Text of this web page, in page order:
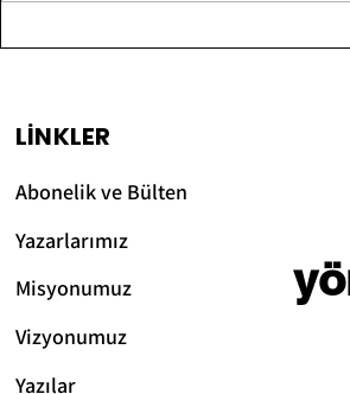
LİNKLER
Abonelik ve Bülten
Yazarlarımız
Misyonumuz
Vizyonumuz
Yazılar